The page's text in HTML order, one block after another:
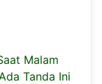
Malam
Tanda Ini